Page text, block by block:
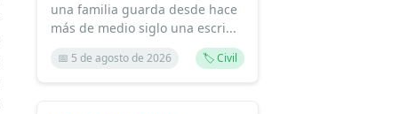
una familia guarda desde hace
más de medio siglo una escri...
📅 5 de agosto de 2026 🏷️ Civil